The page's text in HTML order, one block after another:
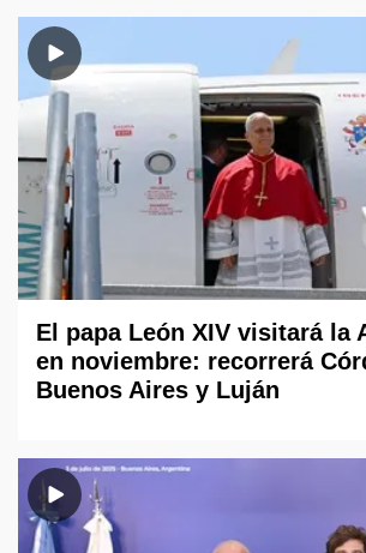
El papa León XIV visitará la
en noviembre: recorrerá
Buenos Aires y Luján